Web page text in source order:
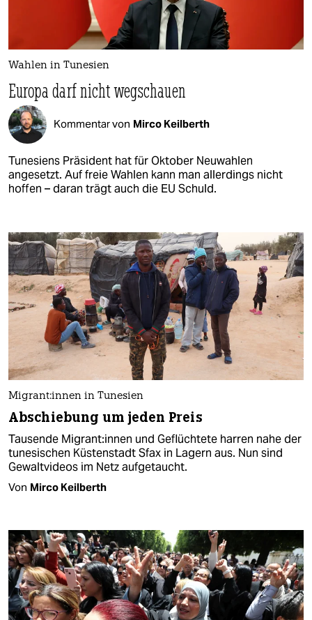
Wahlen in Tunesien
Europa darf nicht wegschauen
Kommentar von Mirco Keilberth
Tunesiens Präsident hat für Oktober Neuwahlen
angesetzt. Auf freie Wahlen kann man allerdings nicht
hoffen – daran trägt auch die EU Schuld.
Mi­gran­t:in­nen in Tunesien
Abschiebung um jeden Preis
Tausende Mi­gran­t:in­nen und Geflüchtete harren nahe der
tunesischen Küstenstadt Sfax in Lagern aus. Nun sind
Gewaltvideos im Netz aufgetaucht.
Von Mirco Keilberth